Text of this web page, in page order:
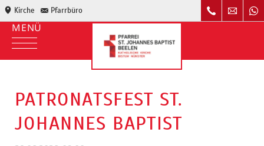
Kirche Pfarrbüro
PATRONATSFEST ST.
JOHANNES BAPTIST